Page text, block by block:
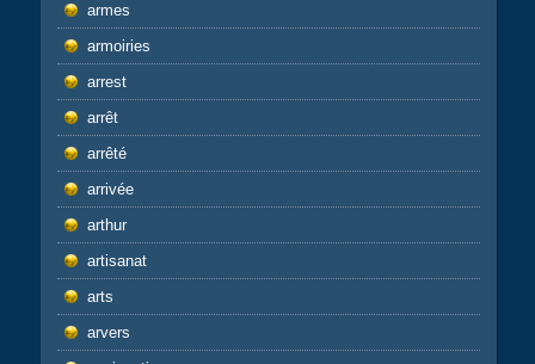
armes
armoiries
arrest
arrêt
arrêté
arrivée
arthur
artisanat
arts
arvers